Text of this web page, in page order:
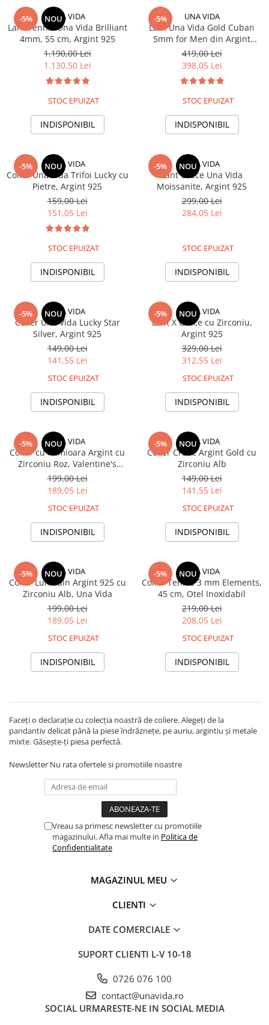
-5% NOU
UNA VIDA
Lant Tennis Una Vida Brilliant
4mm, 55 cm, Argint 925
1.190,00 Lei
1.130,50 Lei
STOC EPUIZAT
INDISPONIBIL
-5% UNA VIDA
Lant Una Vida Gold Cuban
5mm for Men din Argint
Placat cu Aur
419,00 Lei
398,05 Lei
STOC EPUIZAT
INDISPONIBIL
-5% NOU
UNA VIDA
Colier Una Vida Trifoi Lucky cu
Pietre, Argint 925
159,00 Lei
151,05 Lei
STOC EPUIZAT
INDISPONIBIL
-5% NOU
UNA VIDA
Lant Cruce Una Vida
Moissanite, Argint 925
299,00 Lei
284,05 Lei
STOC EPUIZAT
INDISPONIBIL
-5% NOU
UNA VIDA
Colier Una Vida Lucky Star
Silver, Argint 925
149,00 Lei
141,55 Lei
STOC EPUIZAT
INDISPONIBIL
-5% NOU
UNA VIDA
Lant X Cruce cu Zirconiu,
Argint 925
329,00 Lei
312,55 Lei
STOC EPUIZAT
INDISPONIBIL
-5% NOU
UNA VIDA
Colier cu Inimioara Argint cu
Zirconiu Roz, Valentine's
Collection
199,00 Lei
189,05 Lei
STOC EPUIZAT
INDISPONIBIL
-5% NOU
UNA VIDA
Colier Cruce Argint Gold cu
Zirconiu Alb
149,00 Lei
141,55 Lei
STOC EPUIZAT
INDISPONIBIL
-5% NOU
UNA VIDA
Colier Luna din Argint 925 cu
Zirconiu Alb, Una Vida
199,00 Lei
189,05 Lei
STOC EPUIZAT
INDISPONIBIL
-5% NOU
UNA VIDA
Colier Tennis 3 mm Elements,
45 cm, Otel Inoxidabil
219,00 Lei
208,05 Lei
STOC EPUIZAT
INDISPONIBIL
Faceți o declarație cu colecția noastră de coliere. Alegeți de la
pandantiv delicat până la piese îndrăznețe, pe auriu, argintiu și metale
mixte. Găsește-ți piesa perfectă.
Newsletter Nu rata ofertele si promotiile noastre
Vreau sa primesc newsletter cu promotiile
magazinului. Afla mai multe in Politica de
Confidentialitate
MAGAZINUL MEU
CLIENTI
DATE COMERCIALE
SUPORT CLIENTI L-V 10-18
0726 076 100
contact@unavida.ro
SOCIAL URMARESTE-NE IN SOCIAL MEDIA